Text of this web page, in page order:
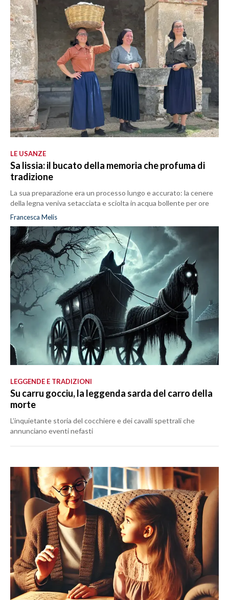
LE USANZE
Sa lissia: il bucato della memoria che profuma di
tradizione
La sua preparazione era un processo lungo e accurato: la cenere
della legna veniva setacciata e sciolta in acqua bollente per ore
Francesca Melis
LEGGENDE E TRADIZIONI
Su carru gocciu, la leggenda sarda del carro della
morte
L’inquietante storia del cocchiere e dei cavalli spettrali che
annunciano eventi nefasti